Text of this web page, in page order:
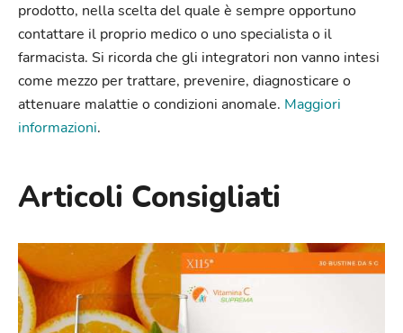
prodotto, nella scelta del quale è sempre opportuno
contattare il proprio medico o uno specialista o il
farmacista. Si ricorda che gli integratori non vanno intesi
come mezzo per trattare, prevenire, diagnosticare o
attenuare malattie o condizioni anomale. Maggiori
informazioni.
Articoli Consigliati